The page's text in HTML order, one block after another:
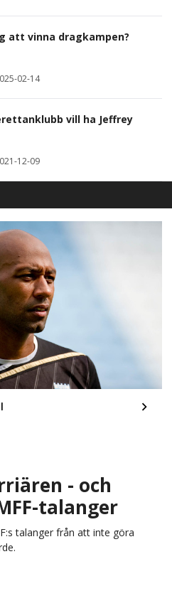
att vinna dragkampen?
02-14
vill ha Jeffrey
12-09
- och
talanger
talanger från att inte göra